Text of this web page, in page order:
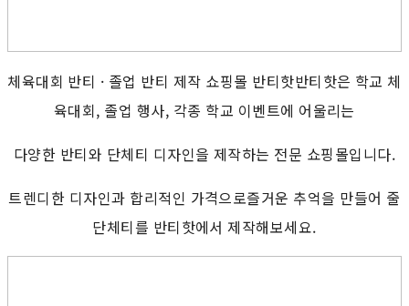
체육대회 반티 · 졸업 반티 제작 쇼핑몰 반티핫반티핫은 학교 체
육대회, 졸업 행사, 각종 학교 이벤트에 어울리는
다양한 반티와 단체티 디자인을 제작하는 전문 쇼핑몰입니다.
트렌디한 디자인과 합리적인 가격으로즐거운 추억을 만들어 줄
단체티를 반티핫에서 제작해보세요.